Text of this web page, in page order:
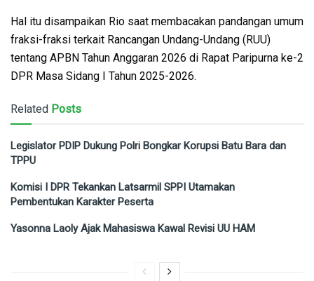
Hal itu disampaikan Rio saat membacakan pandangan umum
fraksi-fraksi terkait Rancangan Undang-Undang (RUU)
tentang APBN Tahun Anggaran 2026 di Rapat Paripurna ke-2
DPR Masa Sidang I Tahun 2025-2026.
Related Posts
Legislator PDIP Dukung Polri Bongkar Korupsi Batu Bara dan
TPPU
Komisi I DPR Tekankan Latsarmil SPPI Utamakan
Pembentukan Karakter Peserta
Yasonna Laoly Ajak Mahasiswa Kawal Revisi UU HAM